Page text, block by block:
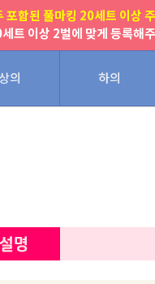
포함된 풀마킹 20세트 이상
트 이상 2벌에 맞게 등록해
상의 하의